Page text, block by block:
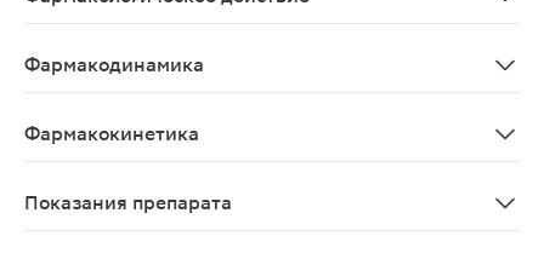
Фармакодинамика
Фармакокинетика
Показания препарата